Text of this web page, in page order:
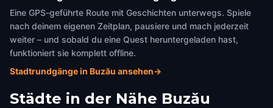
Eine GPS-geführte Route mit Geschichten unterwegs. Spiele
nach deinem eigenen Zeitplan, pausiere und mach jederzeit
weiter – und sobald du eine Quest heruntergeladen hast,
funktioniert sie komplett offline.
Stadtrundgänge in Buzău ansehen→
Städte in der Nähe Buzău